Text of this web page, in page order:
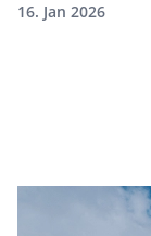
16. Jan 2026